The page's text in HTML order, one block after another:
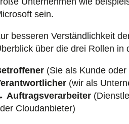
sein.
besseren Verständlichkeit
über die drei Rollen in
(Sie als Kunde
(wir als
Auftragsverarbeiter
Cloudanbieter)